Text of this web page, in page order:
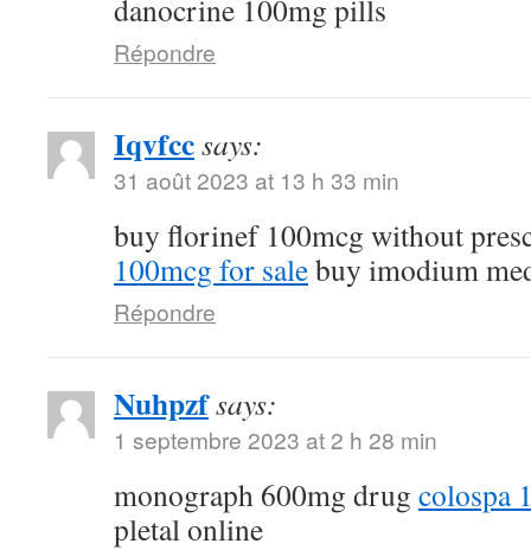
danocrine 100mg pills
Répondre
Iqvfccsays:
31 août 2023 at 13 h 33 min
buy florinef 100mcg without
100mcg for salebuy imodium
Répondre
Nuhpzfsays:
1 septembre 2023 at 2 h 28 min
monograph 600mg drug colospa
pletal online